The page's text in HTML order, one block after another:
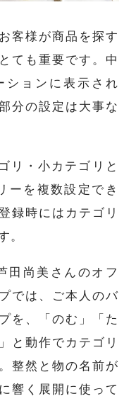
客様が商品を探す
ても重要です。中
ションに表示され
分の設定は大事な
リ・小カテゴリと
ーを複数設定でき
録時にはカテゴリ
。
田尚美さんのオフ
では、ご本人のバ
を、「のむ」「た
と動作でカテゴリ
整然と物の名前が
響く展開に使って